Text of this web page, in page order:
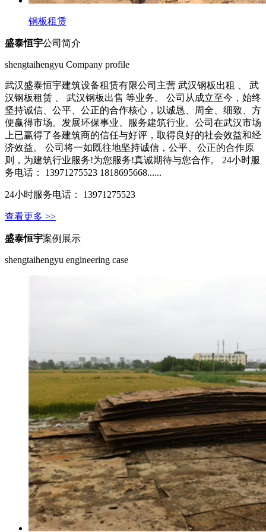
钢板租赁
盛泰恒宇公司简介
shengtaihengyu Company profile
武汉盛泰恒宇建筑设备租赁有限公司主营 武汉钢板出租 、 武
汉钢板租赁 、 武汉钢板出售 等业务。 公司从成立至今，始终
坚持诚信、公平、公正的合作核心，以诚恳、周全、细致、方
便赢得市场。发展环保事业、服务建筑行业。公司在武汉市场
上已赢得了各建筑商的信任与好评，取得良好的社会效益和经
济效益。 公司将一如既往地坚持诚信，公平、公正的合作原
则，为建筑行业服务!为您服务!真诚期待与您合作。 24小时服
务电话： 13971275523 1818695668......
24小时服务电话： 13971275523
查看更多 >>
盛泰恒宇案例展示
shengtaihengyu engineering case